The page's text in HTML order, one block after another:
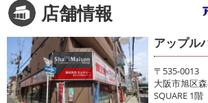
店舗情報
アップル
〒535-0013
大阪市旭区
SQUARE 1階